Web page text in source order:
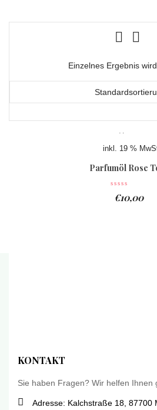
Einzelnes Ergebnis
inkl. 19 %
Parfumöl Rose
€10,00
KONTAKT
Sie haben Fragen? Wir helfen Ihnen
Adresse: Kalchstraße 18, 87700